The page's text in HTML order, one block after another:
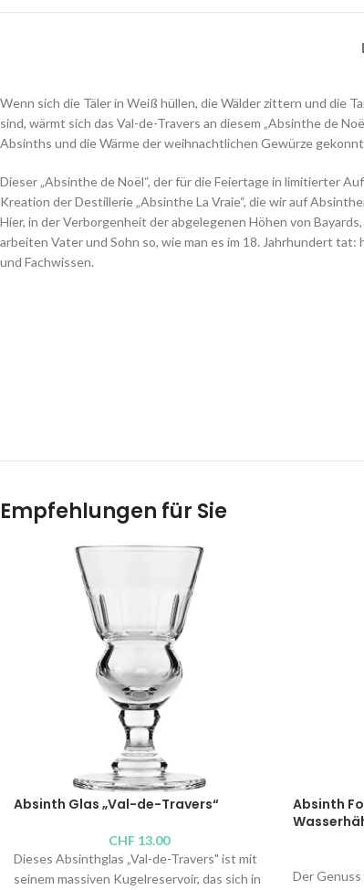
Wenn sich die Täler in Weiß hüllen, die Wälder zittern und die
sind, wärmt sich das Val-de-Travers an diesem „Absinthe de
Absinths und die Wärme der weihnachtlichen Gewürze
Dieser „Absinthe de Noël“, der für die Feiertage in limitierter
Kreation der Destillerie „Absinthe La Vraie“, die wir auf
Hier, in der Verborgenheit der abgelegenen Höhen von
arbeiten Vater und Sohn so, wie man es im 18. Jahrhundert
und Fachwissen.
Empfehlungen für Sie
Absinth Glas „Val-de-Travers“
CHF 13.00
Dieses Absinthglas „Val-de-Travers" ist mit
seinem massiven Kugelreservoir, das sich in
Absinth
Der